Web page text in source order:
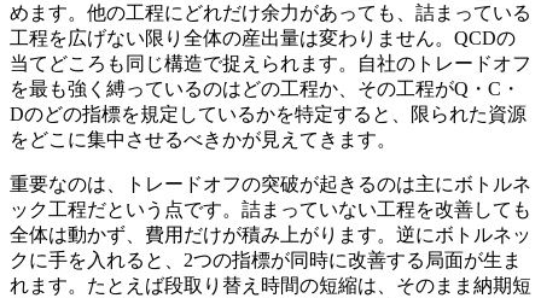
めます。他の工程にどれだけ余力があっても、詰まっている
工程を広げない限り全体の産出量は変わりません。QCDの
当てどころも同じ構造で捉えられます。自社のトレードオフ
を最も強く縛っているのはどの工程か、その工程がQ・C・
Dのどの指標を規定しているかを特定すると、限られた資源
をどこに集中させるべきかが見えてきます。
重要なのは、トレードオフの突破が起きるのは主にボトルネ
ック工程だという点です。詰まっていない工程を改善しても
全体は動かず、費用だけが積み上がります。逆にボトルネッ
クに手を入れると、2つの指標が同時に改善する局面が生ま
れます。たとえば段取り替え時間の短縮は、そのまま納期短